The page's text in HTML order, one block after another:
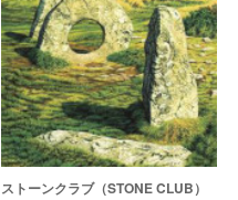
ストーンクラブ（STONE CLUB）